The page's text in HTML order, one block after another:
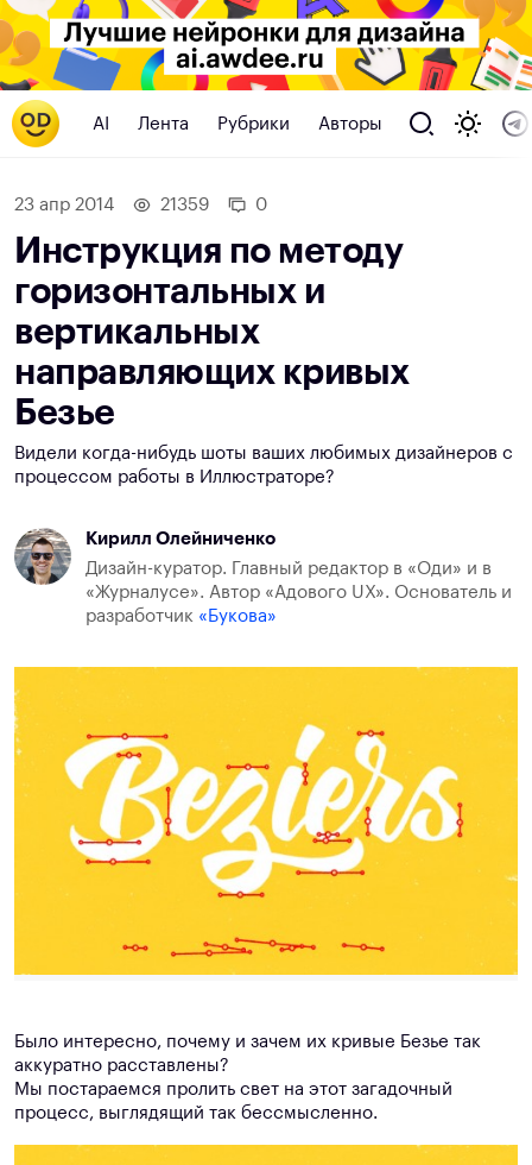
AI Лента Рубрики Авторы
23 апр 2014 21359 0
Инструкция по методу
горизонтальных и
вертикальных
направляющих кривых
Безье
Видели когда-нибудь шоты ваших любимых дизайнеров с
процессом работы в Иллюстраторе?
Кирилл Олейниченко
Дизайн-куратор. Главный редактор в «Оди» и в
«Журналусе». Автор «Адового UX». Основатель и
разработчик «Букова»
Было интересно, почему и зачем их кривые Безье так
аккуратно расставлены?
Мы постараемся пролить свет на этот загадочный
процесс, выглядящий так бессмысленно.